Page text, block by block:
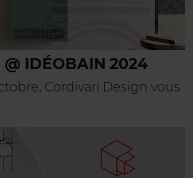
@ IDÉOBAIN 2024
Cordivari Design vous